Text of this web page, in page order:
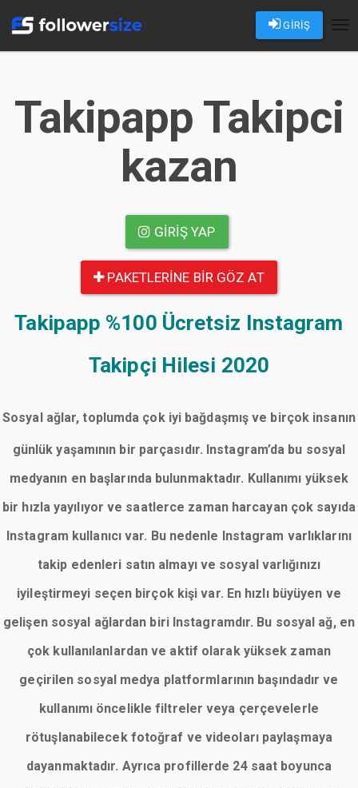
GİRİŞ
Takipapp Takipci
kazan
GIRIŞ YAP
PAKETLERINE BIR GÖZ AT
Takipapp %100 Ücretsiz Instagram
Takipçi Hilesi 2020
Sosyal ağlar, toplumda çok iyi bağdaşmış ve birçok insanın
günlük yaşamının bir parçasıdır. Instagram’da bu sosyal
medyanın en başlarında bulunmaktadır. Kullanımı yüksek
bir hızla yayılıyor ve saatlerce zaman harcayan çok sayıda
Instagram kullanıcı var. Bu nedenle Instagram varlıklarını
takip edenleri satın almayı ve sosyal varlığınızı
iyileştirmeyi seçen birçok kişi var. En hızlı büyüyen ve
gelişen sosyal ağlardan biri Instagramdır. Bu sosyal ağ, en
çok kullanılanlardan ve aktif olarak yüksek zaman
geçirilen sosyal medya platformlarının başındadır ve
kullanımı öncelikle filtreler veya çerçevelerle
rötuşlanabilecek fotoğraf ve videoları paylaşmaya
dayanmaktadır. Ayrıca profillerde 24 saat boyunca